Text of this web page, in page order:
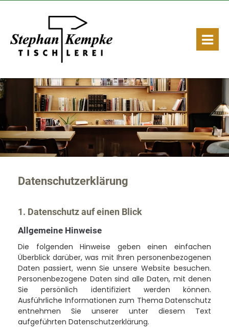
Datenschutzerklärung
1. Datenschutz auf einen Blick
Allgemeine Hinweise
Die folgenden Hinweise geben einen einfachen
Überblick darüber, was mit Ihren personenbezogenen
Daten passiert, wenn Sie unsere Website besuchen.
Personenbezogene Daten sind alle Daten, mit denen
Sie persönlich identifiziert werden können.
Ausführliche Informationen zum Thema Datenschutz
entnehmen Sie unserer unter diesem Text
aufgeführten Datenschutzerklärung.